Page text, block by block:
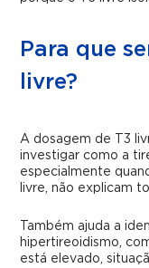
Para que
livre?
A dosagem de T3
investigar como a
especialmente
livre, não explicam
Também ajuda a
hipertireoidismo,
está elevado,